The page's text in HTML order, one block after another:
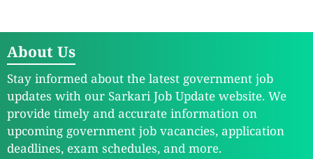
About Us
Stay informed about the latest government job
updates with our Sarkari Job Update website. We
provide timely and accurate information on
upcoming government job vacancies, application
deadlines, exam schedules, and more.